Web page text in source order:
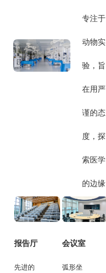
专注于
动物实
验，旨
在用严
谨的态
度，探
索医学
的边缘
报告厅
先进的
会议室
弧形坐